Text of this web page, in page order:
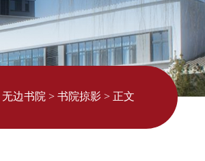
无边书院 > 书院掠影 > 正文